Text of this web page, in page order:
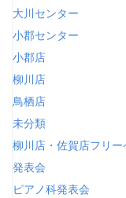
大川センター
小郡センター
小郡店
柳川店
鳥栖店
未分類
柳川店・佐賀店フリー
発表会
ピアノ科発表会